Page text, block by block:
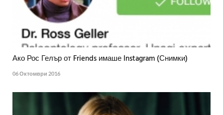
Ако Рос Гелър от Friends имаше Instagram (Снимки)
06 Октомври 2016